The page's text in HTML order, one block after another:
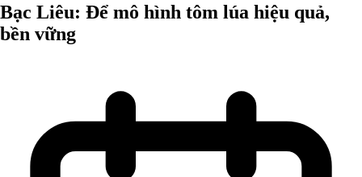
Bạc Liêu: Để mô hình tôm lúa hiệu quả,
bền vững